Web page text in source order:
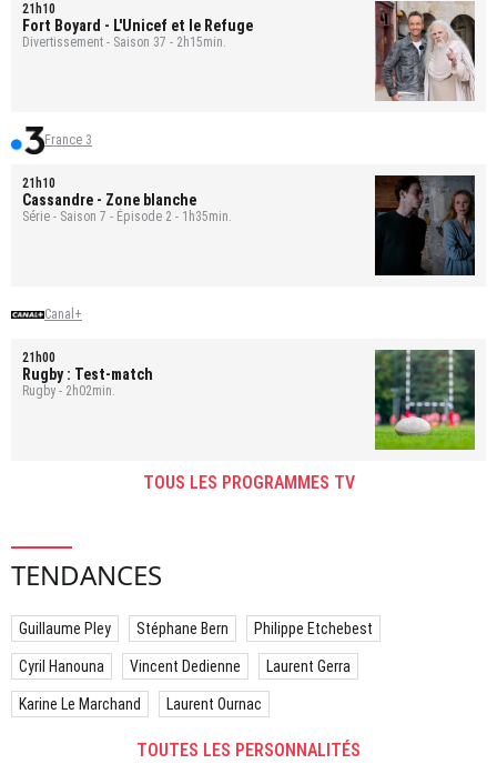
21h10
Fort Boyard - L'Unicef et le Refuge
Divertissement - Saison 37 - 2h15min.
France 3
21h10
Cassandre - Zone blanche
Série - Saison 7 - Épisode 2 - 1h35min.
Canal+
21h00
Rugby : Test-match
Rugby - 2h02min.
TOUS LES PROGRAMMES TV
TENDANCES
Guillaume Pley Stéphane Bern Philippe Etchebest
Cyril Hanouna Vincent Dedienne Laurent Gerra
Karine Le Marchand Laurent Ournac
TOUTES LES PERSONNALITÉS